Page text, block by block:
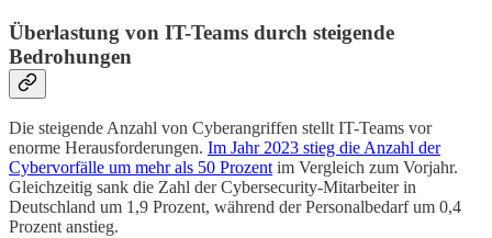
Überlastung von IT-Teams durch steigende
Bedrohungen
Die steigende Anzahl von Cyberangriffen stellt IT-Teams vor
enorme Herausforderungen. Im Jahr 2023 stieg die Anzahl der
Cybervorfälle um mehr als 50 Prozentim Vergleich zum Vorjahr.
Gleichzeitig sank die Zahl der Cybersecurity-Mitarbeiter in
Deutschland um 1,9 Prozent, während der Personalbedarf um 0,4
Prozent anstieg.